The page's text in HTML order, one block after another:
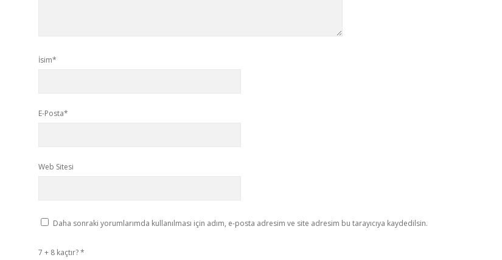
İsim*
E-Posta*
Web Sitesi
Daha sonraki yorumlarımda kullanılması için adım, e-posta adresim ve site adresim bu tarayıcıya kaydedilsin.
7 + 8 kaçtır?*